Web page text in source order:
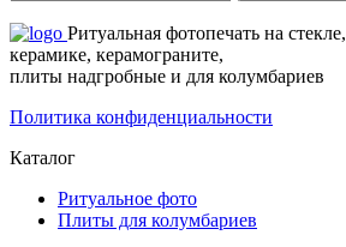
Ритуальная фотопечать на
керамике, керамограните,
плиты надгробные и для колумбариев
Политика конфиденциальности
Каталог
Ритуальное фото
Плиты для колумбариев